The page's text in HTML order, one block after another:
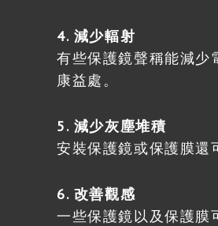
4. 減少輻射
有些保護鏡聲稱能減少
康益處。
5. 減少灰塵堆積
安裝保護鏡或保護膜還
6. 改善觀感
一些保護鏡以及保護膜